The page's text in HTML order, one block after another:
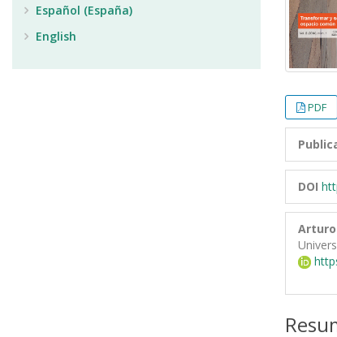
PDF
DOI
Español (España)
English